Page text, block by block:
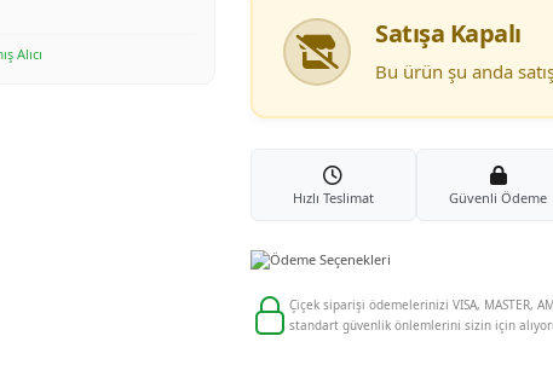
Alıcı Onaylanmış Alıcı
Satışa Kapalı
Bu ürün şu anda
Hızlı Teslimat Güvenli Ödeme
Çiçek siparişi ödemelerinizi VISA, MASTER,
standart güvenlik önlemlerini sizin için